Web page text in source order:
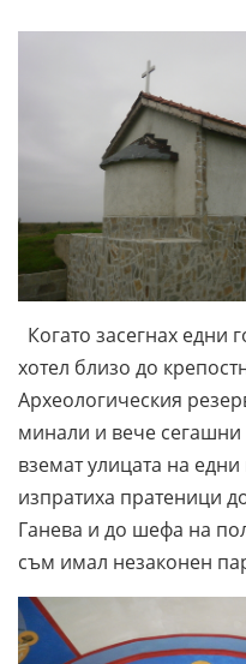
Когато засегнах едни
хотел близо до
Археологическия
минали и вече
вземат улицата на
изпратиха пратеници
Ганева и до шефа на
съм имал незаконен